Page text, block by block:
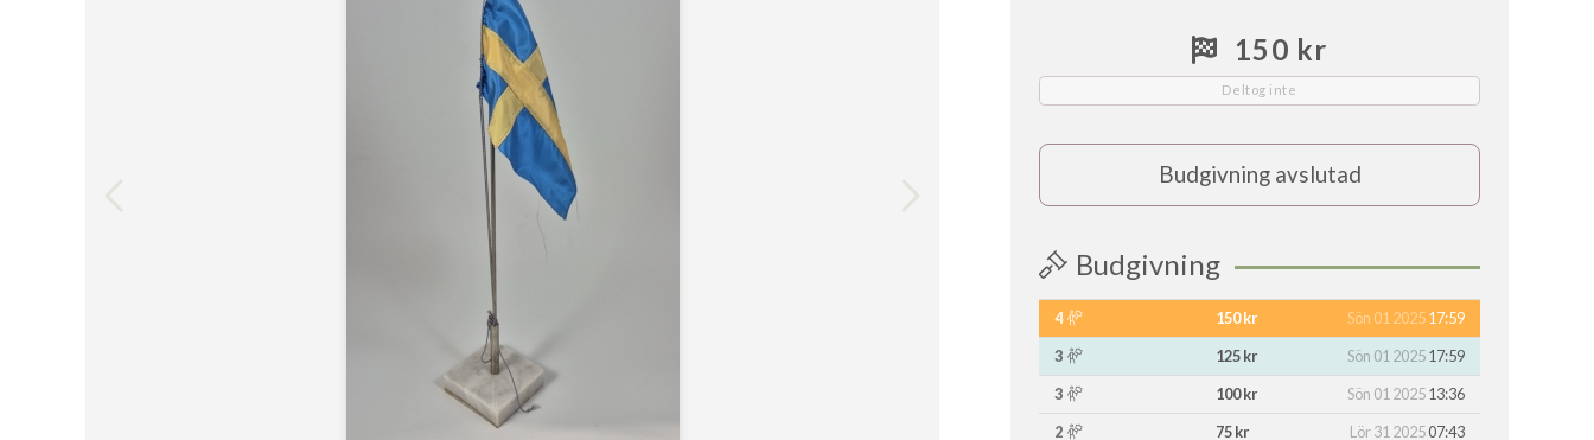
150 kr
Deltog inte
Budgivning avslutad
Budgivning
4 150 kr Sön 01 202517:59
3
125 kr Sön 01 202517:59
3
100 kr Sön 01 202513:36
2
75 kr Lör 31 202507:43